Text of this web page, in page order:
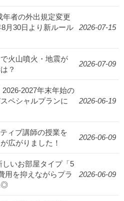
年者の外出規定変更
月30日より新ルール
2026-07-15
火山噴火・地震が
？
2026-07-09
2026-2027年末年始の
ペシャルプランに
2026-06-19
ィブ講師の授業を
広がりました！
2026-06-09
しいお部屋タイプ「5
用を抑えながらプラ
◎
2026-06-09